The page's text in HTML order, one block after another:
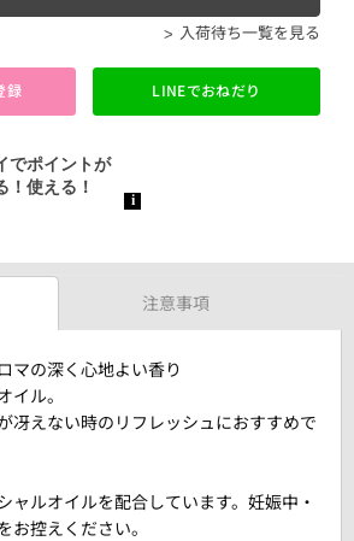
入荷待ち一覧を見る
録 LINEでおねだり
注意事項
マの深く心地よい香り
イル。
冴えない時のリフレッシュにおすすめで
ルオイルを配合しています。妊娠中・
お控えください。